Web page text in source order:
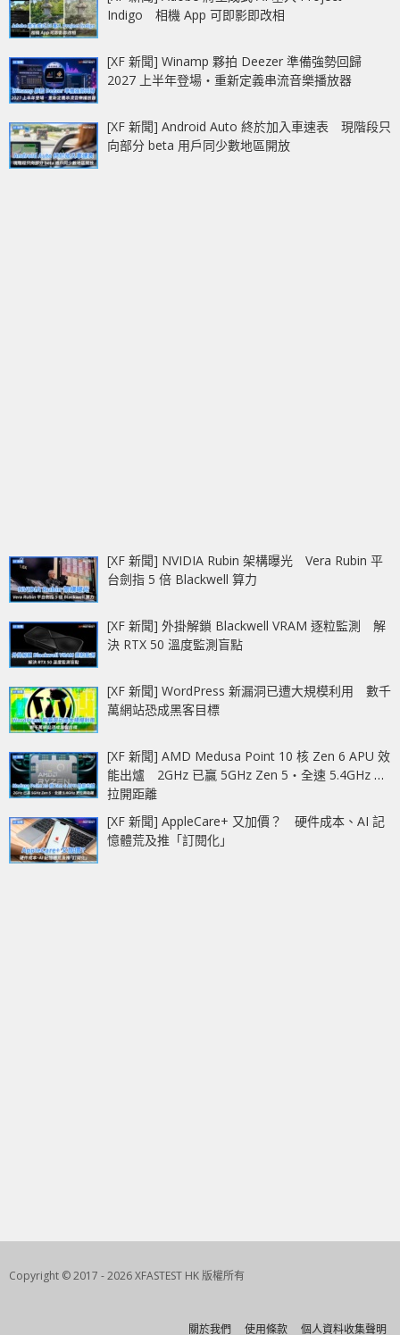
Indigo 相機 App 可即影即改相
[XF 新聞] Winamp 夥拍 Deezer 準備強勢回歸
2027 上半年登場‧重新定義串流音樂播放器
[XF 新聞] Android Auto 終於加入車速表 現階段只
向部分 beta 用戶同少數地區開放
[XF 新聞] NVIDIA Rubin 架構曝光 Vera Rubin 平
台劍指 5 倍 Blackwell 算力
[XF 新聞] 外掛解鎖 Blackwell VRAM 逐粒監測 解
決 RTX 50 溫度監測盲點
[XF 新聞] WordPress 新漏洞已遭大規模利用 數千
萬網站恐成黑客目標
[XF 新聞] AMD Medusa Point 10 核 Zen 6 APU 效
能出爐 2GHz 已贏 5GHz Zen 5‧全速 5.4GHz 更
拉開距離
[XF 新聞] AppleCare+ 又加價？ 硬件成本、AI 記
憶體荒及推「訂閱化」
Copyright © 2017 - 2026 XFASTEST HK 版權所有
關於我們 使用條款 個人資料收集聲明